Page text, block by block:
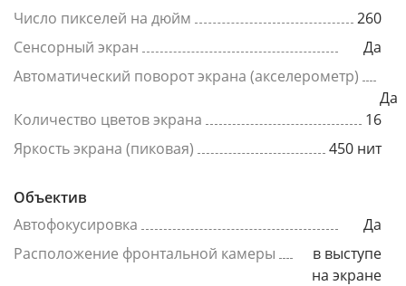
Число пикселей на дюйм
260
Сенсорный экран
Да
Автоматический поворот экрана (акселерометр)
Да
Количество цветов экрана
16
Яркость экрана (пиковая)
450 нит
Объектив
Автофокусировка
Да
Расположение фронтальной камеры
в выступе
на экране